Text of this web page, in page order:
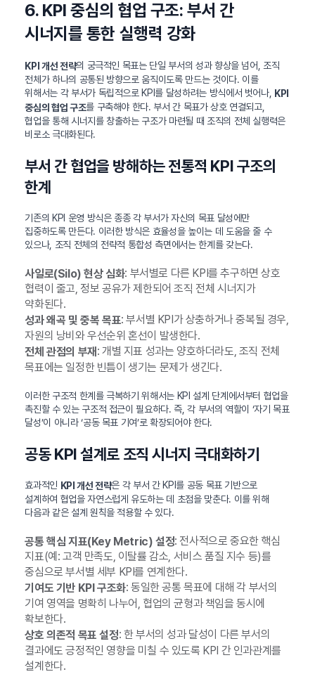
6. KPI 중심의 협업 구조: 부서 간
시너지를 통한 실행력 강화
KPI 개선 전략의 궁극적인 목표는 단일 부서의 성과 향상을 넘어, 조직
전체가 하나의 공통된 방향으로 움직이도록 만드는 것이다. 이를
위해서는 각 부서가 독립적으로 KPI를 달성하려는 방식에서 벗어나,
KPI
중심의 협업 구조를 구축해야 한다. 부서 간 목표가 상호 연결되고,
협업을 통해 시너지를 창출하는 구조가 마련될 때 조직의 전체 실행력은
비로소 극대화된다.
부서 간 협업을 방해하는 전통적 KPI 구조의
한계
기존의 KPI 운영 방식은 종종 각 부서가 자신의 목표 달성에만
집중하도록 만든다. 이러한 방식은 효율성을 높이는 데 도움을 줄 수
있으나, 조직 전체의 전략적 통합성 측면에서는 한계를 갖는다.
사일로(Silo) 현상 심화: 부서별로 다른 KPI를 추구하면 상호
협력이 줄고, 정보 공유가 제한되어 조직 전체 시너지가
약화된다.
성과 왜곡 및 중복 목표: 부서별 KPI가 상충하거나 중복될 경우,
자원의 낭비와 우선순위 혼선이 발생한다.
전체 관점의 부재 : 개별 지표 성과는 양호하더라도, 조직 전체
목표에는 일정한 빈틈이 생기는 문제가 생긴다.
이러한 구조적 한계를 극복하기 위해서는 KPI 설계 단계에서부터 협업을
촉진할 수 있는 구조적 접근이 필요하다. 즉, 각 부서의 역할이 ‘자기 목표
달성’이 아니라 ‘공동 목표 기여’로 확장되어야 한다.
공동 KPI 설계로 조직 시너지 극대화하기
효과적인 KPI 개선 전략은 각 부서 간 KPI를 공동 목표 기반으로
설계하여 협업을 자연스럽게 유도하는 데 초점을 맞춘다. 이를 위해
다음과 같은 설계 원칙을 적용할 수 있다.
공통 핵심 지표(Key Metric) 설정: 전사적으로 중요한 핵심
지표(예: 고객 만족도, 이탈률 감소, 서비스 품질 지수 등)를
중심으로 부서별 세부 KPI를 연계한다.
기여도 기반 KPI 구조화: 동일한 공통 목표에 대해 각 부서의
기여 영역을 명확히 나누어, 협업의 균형과 책임을 동시에
확보한다.
상호 의존적 목표 설정: 한 부서의 성과 달성이 다른 부서의
결과에도 긍정적인 영향을 미칠 수 있도록 KPI 간 인과관계를
설계한다.